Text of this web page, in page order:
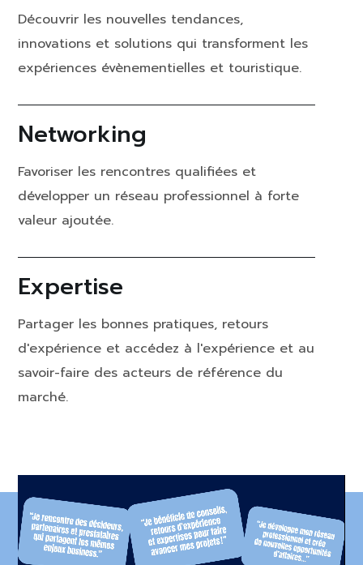
Découvrir les nouvelles tendances,
innovations et solutions qui transforment les
expériences évènementielles et touristique.
Networking
Favoriser les rencontres qualifiées et
développer un réseau professionnel à forte
valeur ajoutée.
Expertise
Partager les bonnes pratiques, retours
d'expérience et accédez à l'expérience et au
savoir-faire des acteurs de référence du
marché.